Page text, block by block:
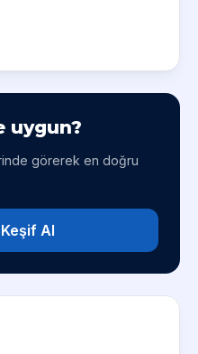
uygun?
görerek en doğru
Al